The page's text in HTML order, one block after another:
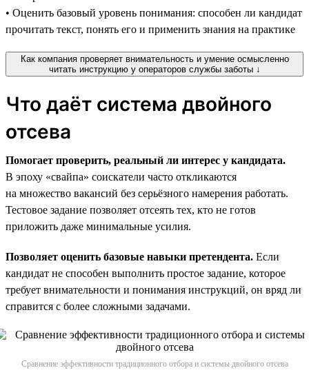
• Оценить базовый уровень понимания: способен ли кандидат
прочитать текст, понять его и применить знания на практике
Как компания проверяет внимательность и умение осмысленно
читать инструкцию у операторов службы заботы ↓
Что даёт система двойного
отсева
Помогает проверить, реальный ли интерес у кандидата.
В эпоху «свайпа» соискатели часто откликаются
на множество вакансий без серьёзного намерения работать.
Тестовое задание позволяет отсеять тех, кто не готов
приложить даже минимальные усилия.
Позволяет оценить базовые навыки претендента. Если
кандидат не способен выполнить простое задание, которое
требует внимательности и понимания инструкций, он вряд ли
справится с более сложными задачами.
Сравнение эффективности традиционного отбора и системы двойного отсева